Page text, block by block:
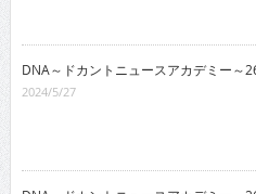
DNA～ドカントニュースアカデミー～
2024/5/27